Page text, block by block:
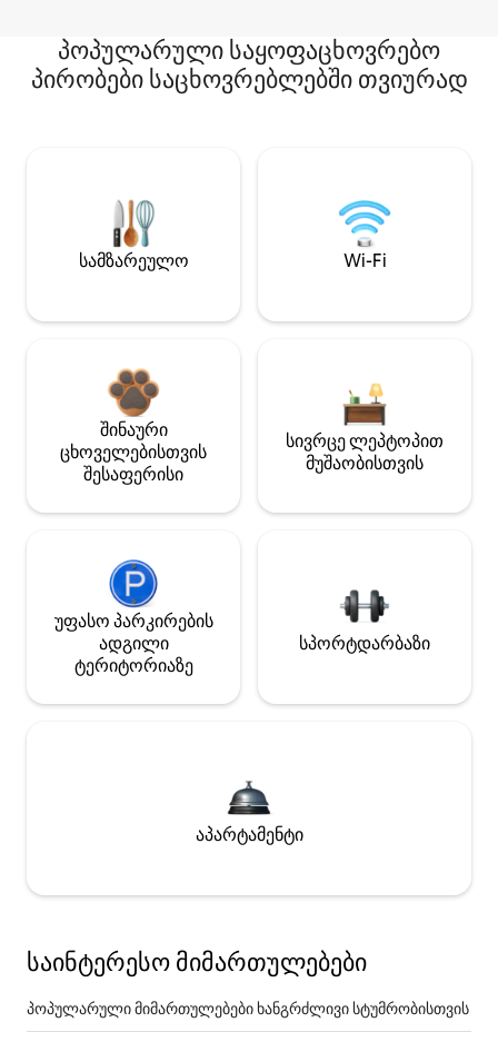
პოპულარული საყოფაცხოვრებო
პირობები საცხოვრებლებში თვიურად
სამზარეულო Wi-Fi
შინაური
ცხოველებისთვის
შესაფერისი
სივრცე ლეპტოპით
მუშაობისთვის
უფასო პარკირების
ადგილი
ტერიტორიაზე
სპორტდარბაზი
აპარტამენტი
საინტერესო მიმართულებები
პოპულარული მიმართულებები ხანგრძლივი სტუმრობისთვის